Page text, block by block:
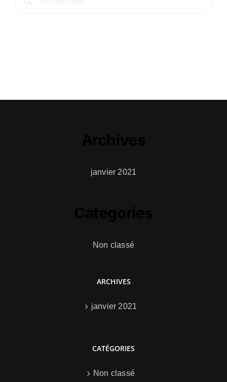
janvier 2021
Non classé
ARCHIVES
janvier 2021
CATÉGORIES
Non classé